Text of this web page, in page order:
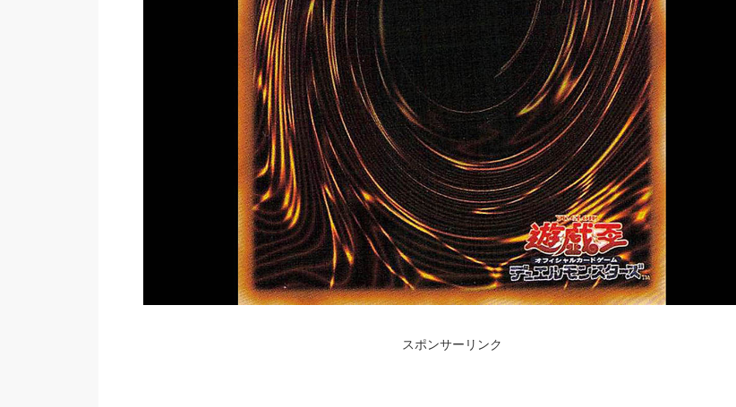
スポンサーリンク